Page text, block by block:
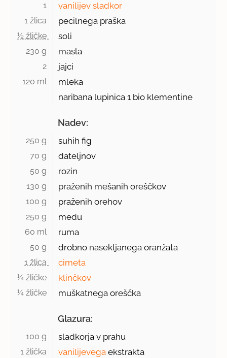
1 vanilijev sladkor
1 žlica pecilnega praška
½ žličke soli
230 g masla
2 jajci
120 ml
mleka
naribana lupinica 1 bio klementine
Nadev:
250 g suhih fig
70 g dateljnov
50 g rozin
130 g praženih mešanih oreščkov
100 g praženih orehov
250 g medu
60 ml ruma
50 g drobno nasekljanega oranžata
1 žlica cimeta
¼ žličke klinčkov
¼ žličke muškatnega oreščka
Glazura:
100 g sladkorja v prahu
1 žlička vanilijevega ekstrakta